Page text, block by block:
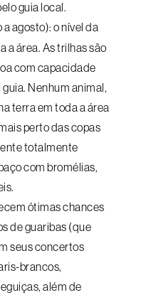
guia local.
agosto): o nível da
a área. As trilhas são
com capacidade
Nenhum animal,
terra em toda a área
perto das copas
totalmente
com bromélias,
ótimas chances
de guaribas (que
seus concertos
brancos,
além de